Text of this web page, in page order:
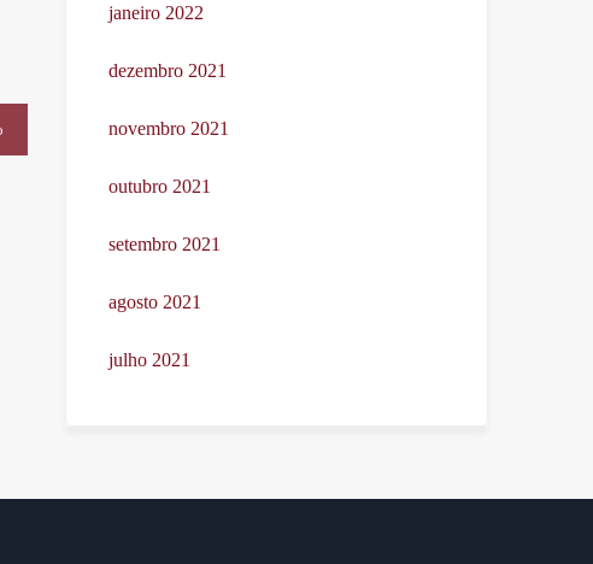
janeiro 2022
dezembro 2021
novembro 2021
outubro 2021
setembro 2021
agosto 2021
julho 2021